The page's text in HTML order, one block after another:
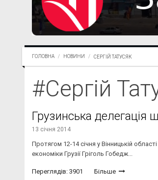
ГОЛОВНА НОВИНИ СЕРГІЙ ТАТУСЯК
#Сергій
Грузинська делегація
13 січня 2014
Протягом 12-14 січня у Вінницькій
економіки Грузії Гріголь Гобедж...
Переглядів: 3901 Більше